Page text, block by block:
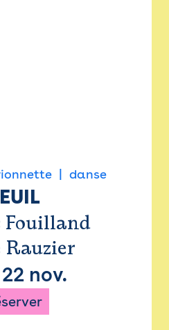
danse
Fouilland
22 nov.